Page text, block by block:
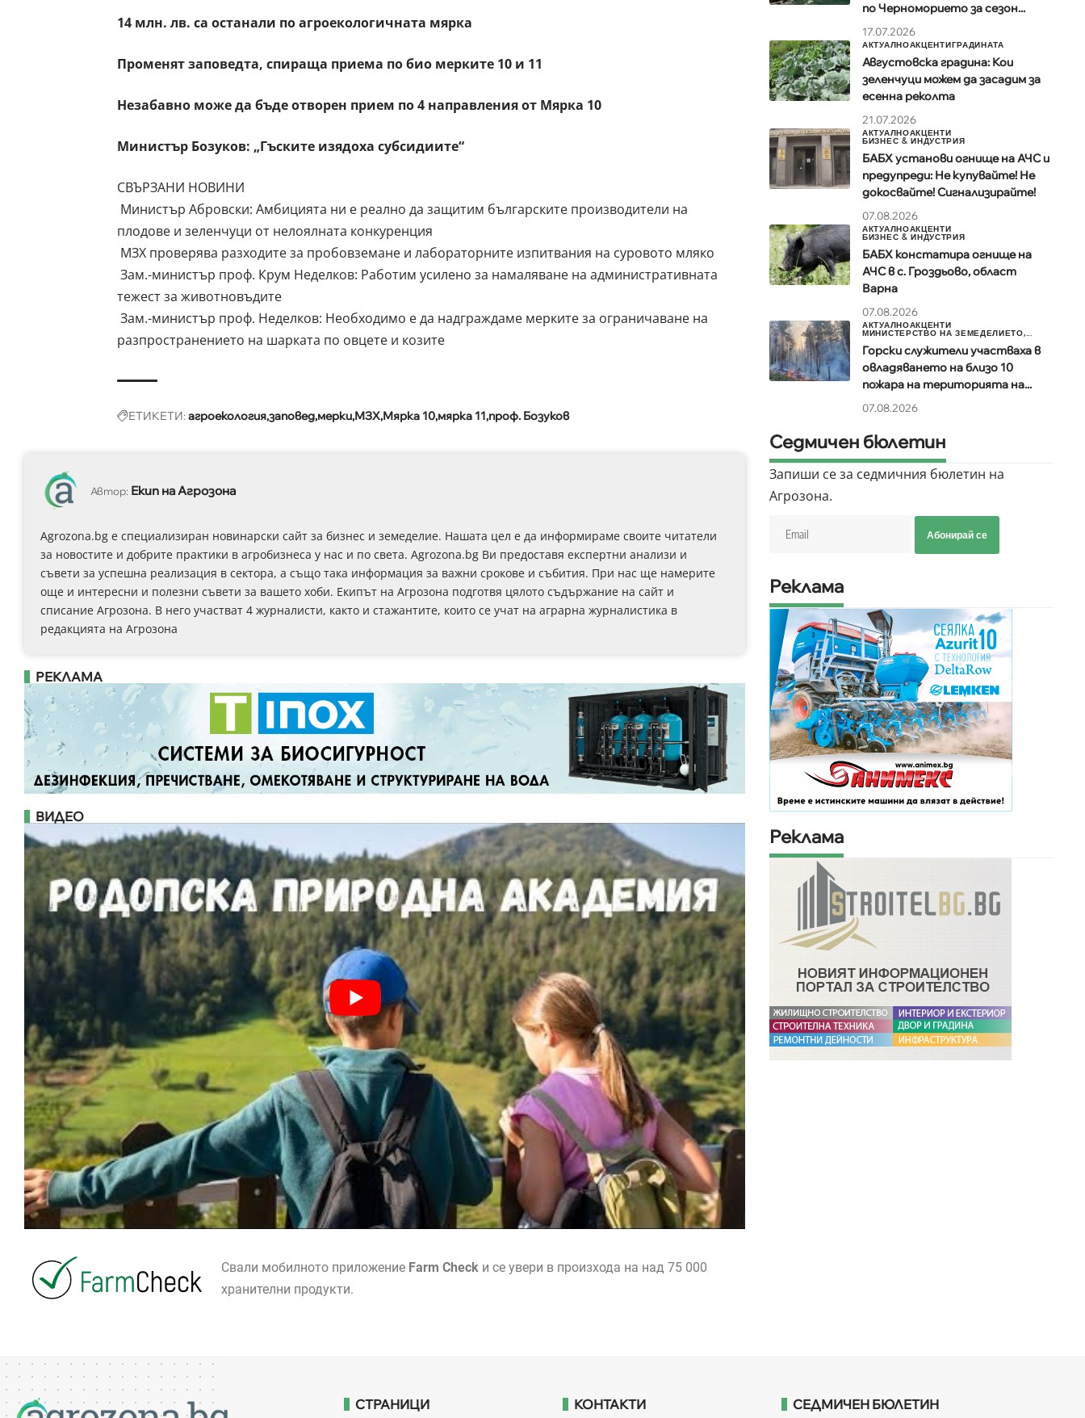
14 млн. лв. са останали по агроекологичната мярка
Променят заповедта, спираща приема по био мерките 10 и 11
Незабавно може да бъде отворен прием по 4 направления от Мярка 10
Министър Бозуков: „Гъските изядоха субсидиите“
СВЪРЗАНИ НОВИНИ
Министър Абровски: Амбицията ни е реално да защитим българските производители на
плодове и зеленчуци от нелоялната конкуренция
МЗХ проверява разходите за пробовземане и лабораторните изпитвания на суровото мляко
Зам.-министър проф. Крум Неделков: Работим усилено за намаляване на административната
тежест за животновъдите
Зам.-министър проф. Неделков: Необходимо е да надграждаме мерките за ограничаване на
разпространението на шарката по овцете и козите
ЕТИКЕТИ:агроекологиязаповедмеркиМЗХМярка 10мярка 11 проф. Бозуков
Автор: Екип на Агрозона
Agrozona.bg e специализиран новинарски сайт за бизнес и земеделие. Нашата цел е да информираме своите читатели
за новостите и добрите практики в агробизнеса у нас и по света. Agrozona.bg Ви предоставя експертни анализи и
съвети за успешна реализация в сектора, а също така информация за важни срокове и събития. При нас ще намерите
още и интересни и полезни съвети за вашето хоби. Екипът на Агрозона подготвя цялото съдържание на сайт и
списание Агрозона. В него участват 4 журналисти, както и стажантите, които се учат на аграрна журналистика в
редакцията на Агрозона
РЕКЛАМА
ВИДЕО
Свали мобилното приложение Farm Check и се увери в произхода на над 75 000
хранителни продукти.
по Черноморието за сезон...
17.07.2026
АКТУАЛНОАКЦЕНТИГРАДИНАТА
Августовска градина: Кои
зеленчуци можем да засадим за
есенна реколта
21.07.2026
АКТУАЛНОАКЦЕНТИ
БИЗНЕС & ИНДУСТРИЯ
БАБХ установи огнище на АЧС и
предупреди: Не купувайте! Не
докосвайте! Сигнализирайте!
07.08.2026
АКТУАЛНОАКЦЕНТИ
БИЗНЕС & ИНДУСТРИЯ
БАБХ констатира огнище на
АЧС в с. Гроздьово, област
Варна
07.08.2026
АКТУАЛНОАКЦЕНТИ
МИНИСТЕРСТВО НА ЗЕМЕДЕЛИЕТО,...
Горски служители участваха в
овладяването на близо 10
пожара на територията на...
07.08.2026
Седмичен бюлетин
Запиши се за седмичния бюлетин на
Агрозона.
Абонирай се
Реклама
Реклама
СТРАНИЦИ КОНТАКТИ СЕДМИЧЕН БЮЛЕТИН